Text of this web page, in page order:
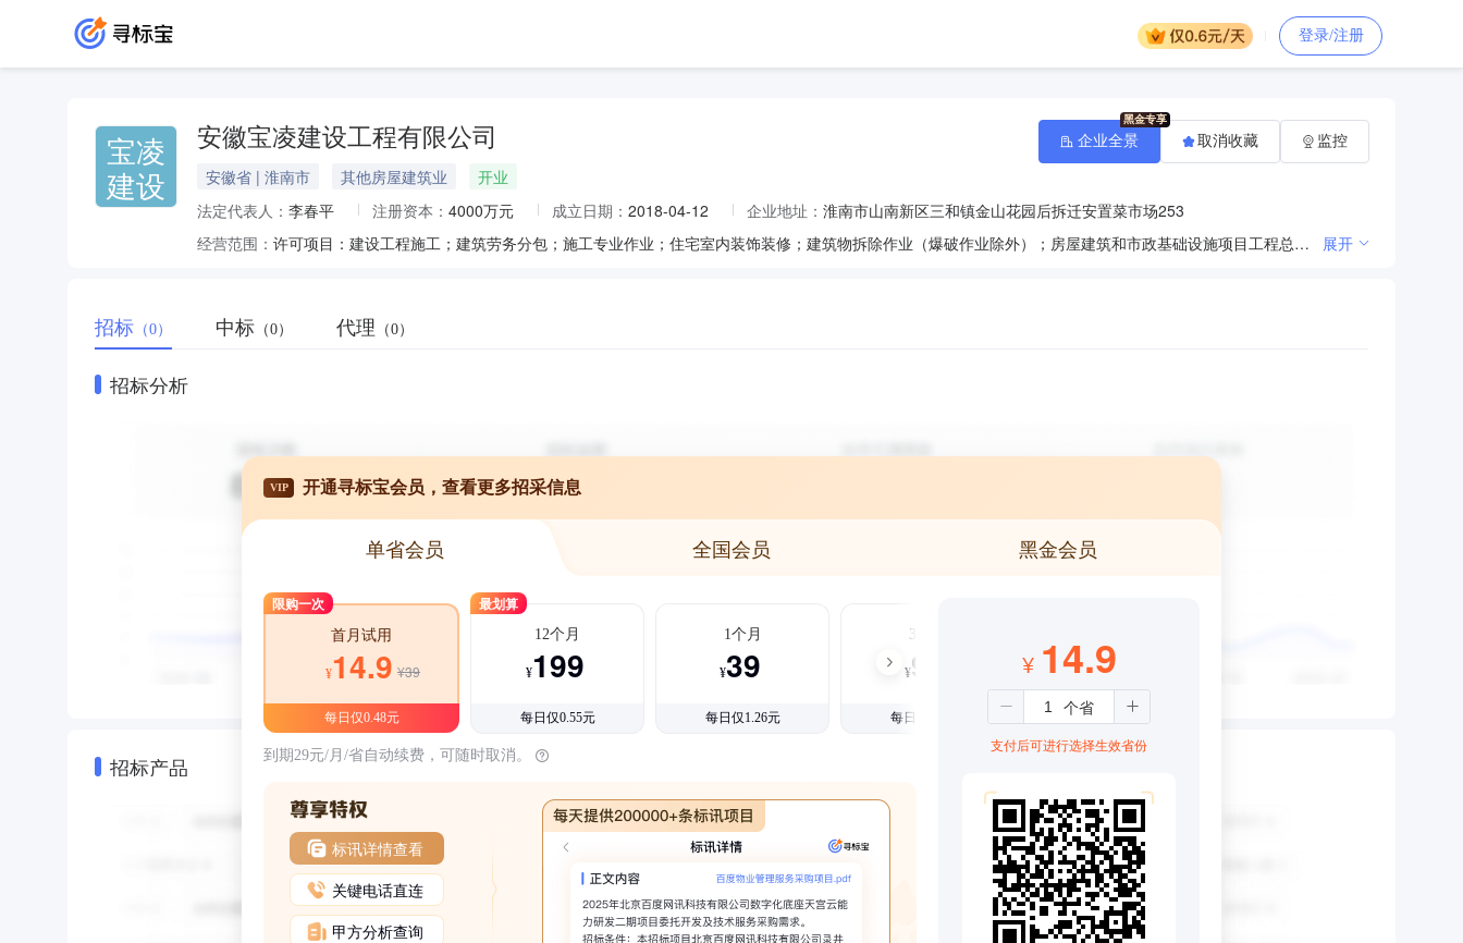
登录/注册
宝凌
建设
安徽宝凌建设工程有限公司
安徽省 | 淮南市 其他房屋建筑业
开业
法定代表人： 李春平 注册资本： 4000万元 成立日期： 2018-04-12 企业地址： 淮南市山南新区三和镇金山花园后拆迁安置菜市场253
经营范围：
许可项目：建设工程施工；建筑劳务分包；施工专业作业；住宅室内装饰装修；建筑物拆除作业（爆破作业除外）；房屋建筑和市政基础设施项目工程总承包（依法须经批准的项目，经相关部门批准后方可开展经营活动）一般项目：土石方工程施工；渔港渔船泊位建设；对外承包工程；园林绿化工程施工；房屋拆迁服务；劳务服务（不含劳务派遣）；电气设备修理；家用电器安装服务；日用电器修理；金属门窗工程施工；财务咨询；技术服务、技术开发、技术咨询、技术交流、技术转让、技术推广；安全咨询服务；法律咨询（不包括律师事务所业务）；建筑用钢筋产品销售；机械设备租赁；仓储设备租赁服务；建筑工程机械与设备租赁；运输设备租赁服务；小微型客车租赁经营服务；集装箱租赁服务；办公设备租赁服务；普通机械设备安装服务（除许可业务外，可自主依法经营法律法规非禁止或限制的项目） 展开
企业全景 取消收藏 监控
招标 （0） 中标 （0） 代理 （0）
招标分析
招标产品
VIP 开通寻标宝会员，查看更多招采信息
单省会员 全国会员 黑金会员
限购一次
首月试用
¥14.9 ¥39
每日仅0.48元
最划算
12个月
¥199
每日仅0.55元
1个月
¥39
每日仅1.26元
3个月
¥99
每日仅1.08元
到期29元/月/省自动续费，可随时取消。
标讯详情查看
关键电话直连
甲方分析查询
¥ 14.9
支付后可进行选择生效省份